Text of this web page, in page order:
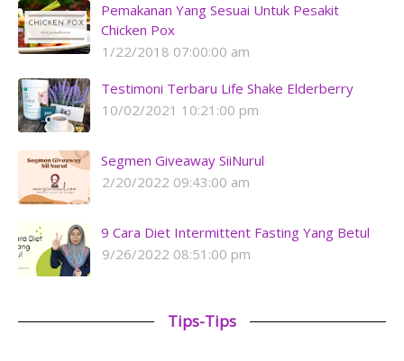
Pemakanan Yang Sesuai Untuk Pesakit
Chicken Pox
1/22/2018 07:00:00 am
Testimoni Terbaru Life Shake Elderberry
10/02/2021 10:21:00 pm
Segmen Giveaway SiiNurul
2/20/2022 09:43:00 am
9 Cara Diet Intermittent Fasting Yang Betul
9/26/2022 08:51:00 pm
Tips-Tips